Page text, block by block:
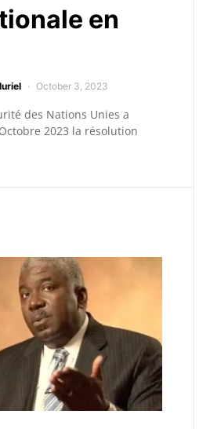
en
October 3, 2023
des Nations Unies a
2023 la résolution